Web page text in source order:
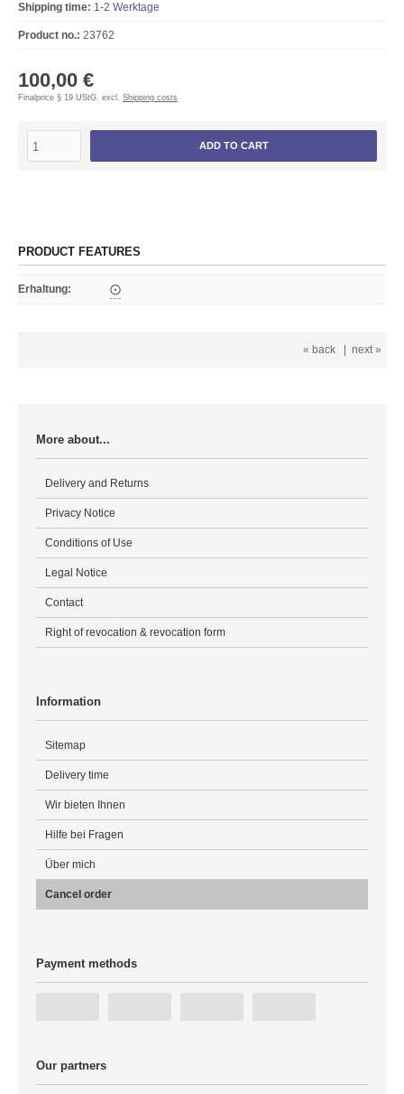
Shipping time: 1-2 Werktage
Product no.: 23762
100,00 €
Finalprice § 19 UStG. excl. Shipping costs
ADD TO CART
PRODUCT FEATURES
Erhaltung: ⨀
« back next »
More about...
Delivery and Returns
Privacy Notice
Conditions of Use
Legal Notice
Contact
Right of revocation & revocation form
Information
Sitemap
Delivery time
Wir bieten Ihnen
Hilfe bei Fragen
Über mich
Cancel order
Payment methods
Our partners